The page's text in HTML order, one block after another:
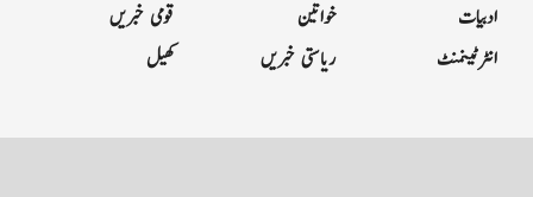
ادبیات
انٹرٹینمنٹ
خواتین
ریاستی خبریں
قومی خبریں
کھیل